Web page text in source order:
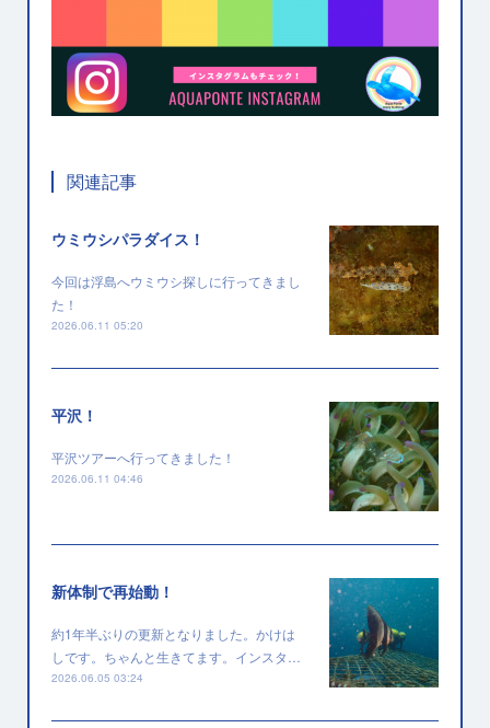
関連記事
ウミウシパラダイス！
今回は浮島へウミウシ探しに行ってきまし
た！
2026.06.11 05:20
平沢！
平沢ツアーへ行ってきました！
2026.06.11 04:46
新体制で再始動！
約1年半ぶりの更新となりました。かけは
しです。ちゃんと生きてます。インスタ…
2026.06.05 03:24